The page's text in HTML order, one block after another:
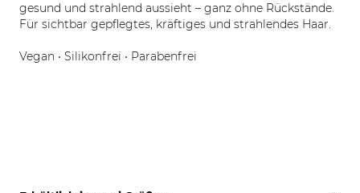
gesund und strahlend aussieht – ganz ohne Rückstände.
Für sichtbar gepflegtes, kräftiges und strahlendes Haar.
Vegan • Silikonfrei • Parabenfrei